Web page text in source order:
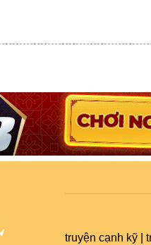
truyện cạnh kỹ |